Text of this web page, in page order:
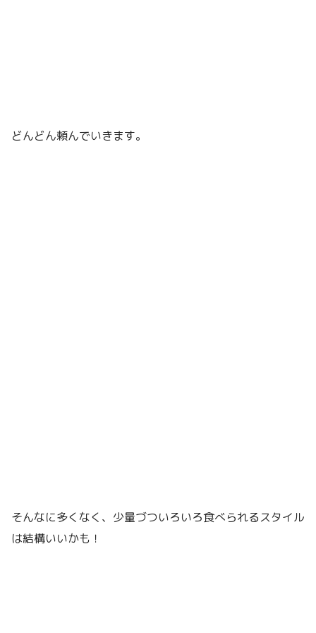
どんどん頼んでいきます。
そんなに多くなく、少量づついろいろ食べられるスタイル
は結構いいかも！